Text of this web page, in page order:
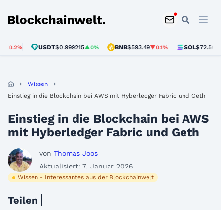
Blockchainwelt
USDT$0.999215▲0% BNB $593.49▼0.1% SOL $72.56▼1.4%
Wissen
Einstieg in die Blockchain bei AWS mit Hyberledger Fabric und Geth
Einstieg in die Blockchain bei AWS
mit Hyberledger Fabric und Geth
von Thomas Joos
Aktualisiert: 7. Januar 2026
Wissen - Interessantes aus der Blockchainwelt
Teilen